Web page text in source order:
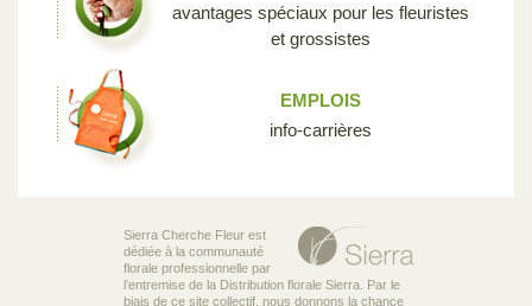
avantages spéciaux pour les fleuristes
et grossistes
EMPLOIS
info-carrières
Sierra Cherche Fleur est
dédiée à la communauté
florale professionnelle par
l’entremise de la Distribution florale Sierra. Par le
biais de ce site collectif, nous donnons la chance